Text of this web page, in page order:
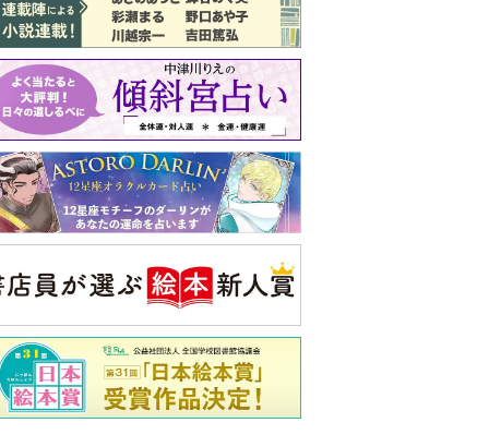
注目トピ
義実家について、義弟が私へ怒りのLINE
よかったのでしょうか
ピアノの月謝、払うべき？
公論新社の本
もうじきたべられるぼく
はせがわゆうじ 作
詳しくみる
フォメーション